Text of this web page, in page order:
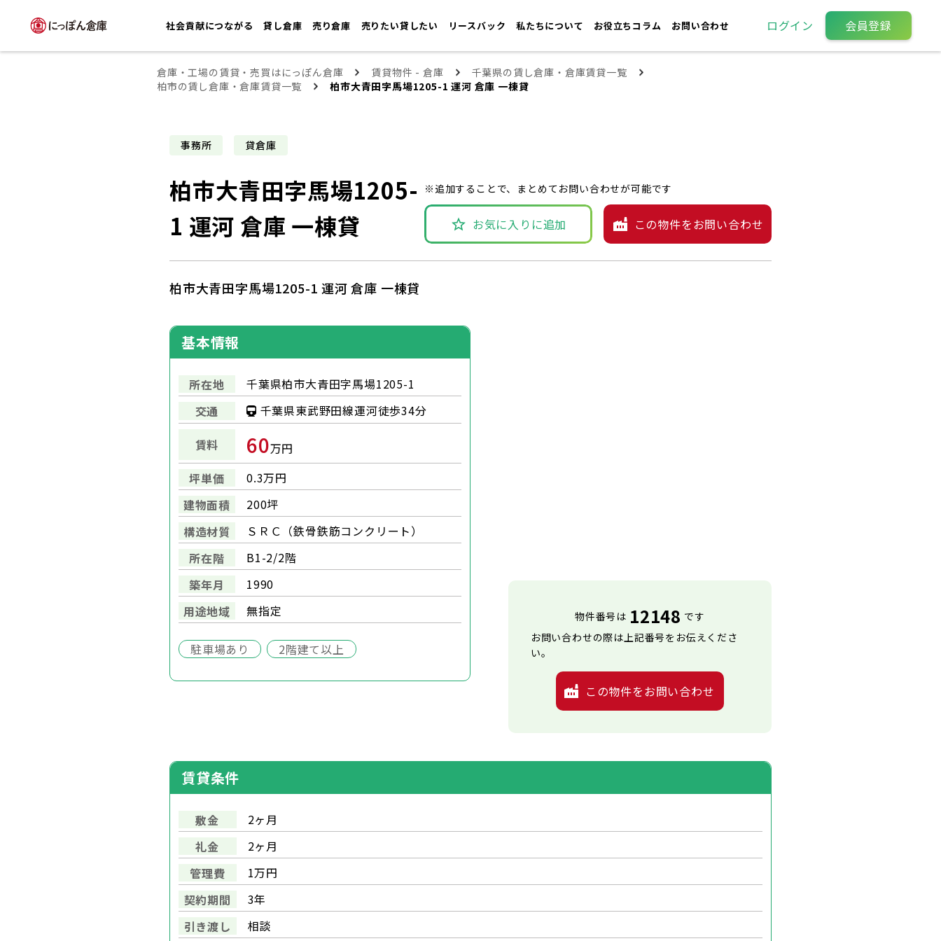
社会貢献につながる 貸し倉庫 売り倉庫 売りたい貸したい リースバック 私たちについて お役立ちコラム お問い合わせ ログイン 会員登録
倉庫・工場の賃貸・売買はにっぽん倉庫 賃貸物件 - 倉庫
千葉県の賃し倉庫・倉庫賃貸一覧
柏市の賃し倉庫・倉庫賃貸一覧
柏市大青田字馬場1205-1 運河 倉庫 一棟貸
事務所 貸倉庫
柏市大青田字馬場1205-
1 運河 倉庫 一棟貸
※追加することで、まとめてお問い合わせが可能です
お気に入りに追加 この物件をお問い合わせ
柏市大青田字馬場1205-1 運河 倉庫 一棟貸
基本情報
所在地
千葉県柏市大青田字馬場1205-1
交通
千葉県東武野田線運河徒歩34分
賃料 60万円
坪単価
0.3万円
建物面積
200坪
構造材質
ＳＲＣ（鉄骨鉄筋コンクリート）
所在階
B1-2/2階
築年月
1990
用途地域
無指定
駐車場あり 2階建て以上
物件番号は 12148 です
お問い合わせの際は上記番号をお伝えくださ
い。
この物件をお問い合わせ
賃貸条件
敷金
2ヶ月
礼金
2ヶ月
管理費
1万円
契約期間
3年
引き渡し
相談